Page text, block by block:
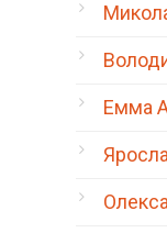
Емма